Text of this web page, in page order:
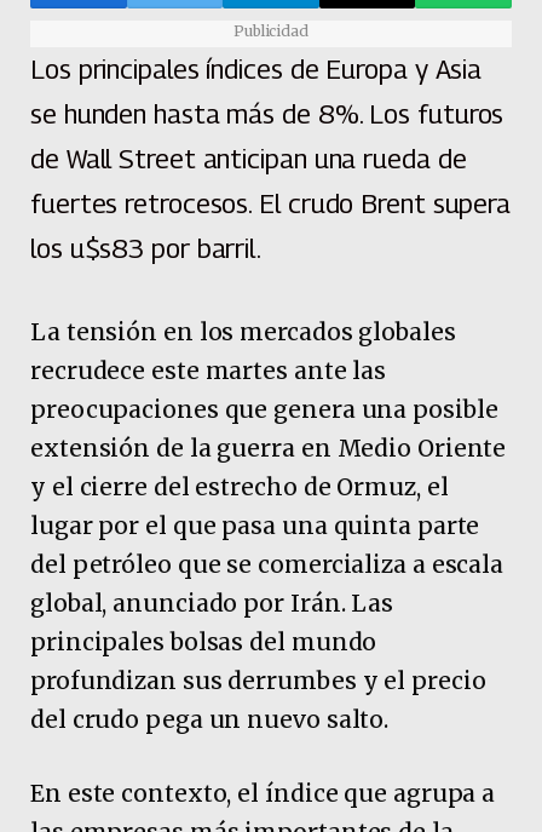
Publicidad
Los principales índices de Europa y Asia
se hunden hasta más de 8%. Los futuros
de Wall Street anticipan una rueda de
fuertes retrocesos. El crudo Brent supera
los u$s83 por barril.
La tensión en los mercados globales
recrudece este martes ante las
preocupaciones que genera una posible
extensión de la guerra en Medio Oriente
y el cierre del estrecho de Ormuz, el
lugar por el que pasa una quinta parte
del petróleo que se comercializa a escala
global, anunciado por Irán. Las
principales bolsas del mundo
profundizan sus derrumbes y el precio
del crudo pega un nuevo salto.
En este contexto, el índice que agrupa a